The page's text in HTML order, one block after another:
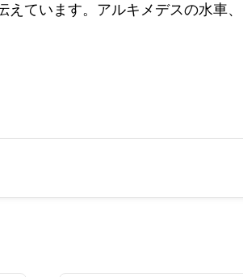
ています。アルキメデスの水車